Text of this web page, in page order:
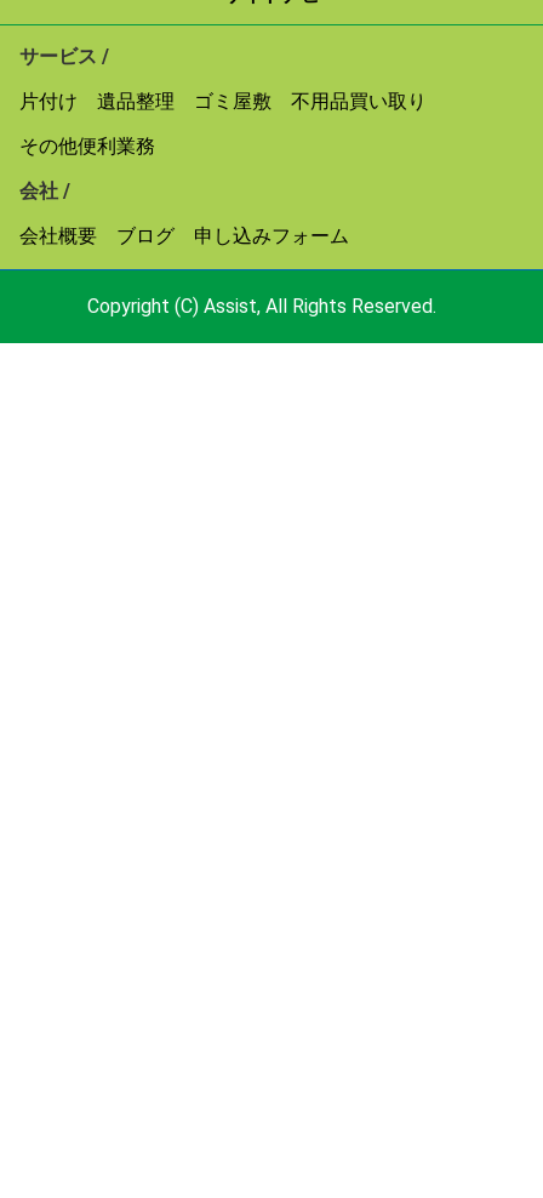
サービス /
片付け
遺品整理 ゴミ屋敷
不用品買い取り
その他便利業務
会社 /
会社概要
ブログ 申し込みフォーム
Copyright (C) Assist, All Rights Reserved.